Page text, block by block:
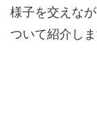
様子を交えな
ついて紹介しま